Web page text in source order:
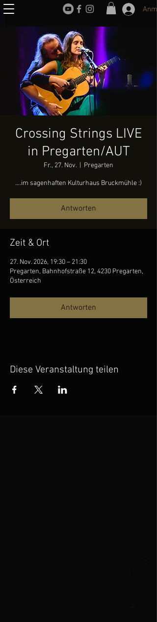
Crossing Strings LIVE
in Pregarten/AUT
Fr., 27. Nov. Pregarten
....im sagenhaften Kulturhaus Bruckmühle :)
Antworten
Zeit & Ort
27. Nov. 2026, 19:30 – 21:30
Pregarten, Bahnhofstraße 12, 4230 Pregarten,
Österreich
Antworten
Diese Veranstaltung teilen